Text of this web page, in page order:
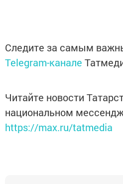
Следите за самым
Telegram-канале
Читайте новости
национальном
https://max.ru/tatmedia